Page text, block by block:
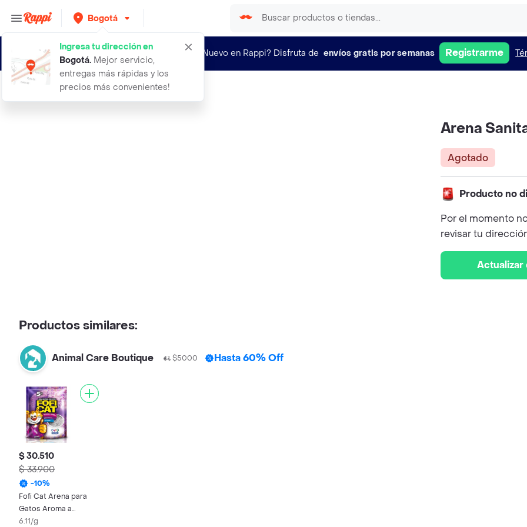
Bogotá
Ingresa tu dirección en
Bogotá. Mejor servicio,
entregas más rápidas y los
precios más convenientes!
¿Nuevo en Rappi? Disfruta de envíos gratis por semanas Registrarme
arena sanitaria jv cats aroma colon
Arena
Agotado
Producto no
Por el momento
revisar tu
Actualizar
Productos similares:
Animal Care Boutique $5000 Hasta 60% Off
$ 30.510
$ 33.900
-10%
Fofi Cat Arena para
Gatos Aroma a
Lavanda
6.11/g